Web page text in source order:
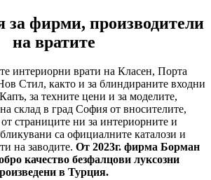
фирми, производители
на вратите
интериорни врати на Класен, Порта
Стил, както и за блиндираните входни
за техните цени и за моделите,
склад в град София от вносителите,
страниците ни за интериорните и
са официалните каталози и
на заводите. От 2023г. фирма Борман
качество безфалцови луксозни
в Турция.